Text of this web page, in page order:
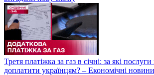
Третя платіжка за газ в січні: за які
доплатити українцям? – Економічні новини